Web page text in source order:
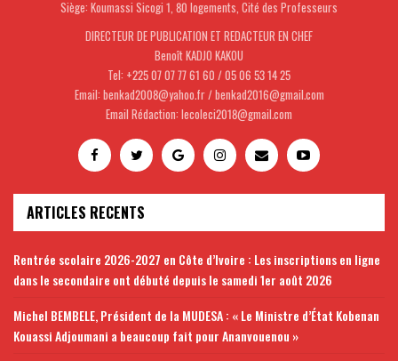
Siège: Koumassi Sicogi 1, 80 logements, Cité des Professeurs
DIRECTEUR DE PUBLICATION ET REDACTEUR EN CHEF
Benoît KADJO KAKOU
Tel: +225 07 07 77 61 60 / 05 06 53 14 25
Email: benkad2008@yahoo.fr / benkad2016@gmail.com
Email Rédaction: lecoleci2018@gmail.com
ARTICLES RECENTS
Rentrée scolaire 2026-2027 en Côte d’Ivoire : Les inscriptions en ligne
dans le secondaire ont débuté depuis le samedi 1er août 2026
Michel BEMBELE, Président de la MUDESA : « Le Ministre d’État Kobenan
Kouassi Adjoumani a beaucoup fait pour Ananvouenou »